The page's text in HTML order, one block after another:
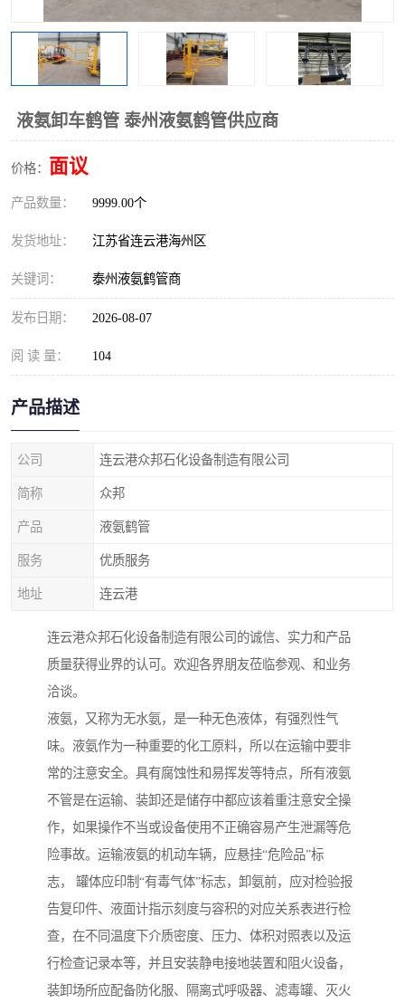
液氨卸车鹤管 泰州液氨鹤管供应商
价格： 面议
产品数量： 9999.00个
发货地址： 江苏省连云港海州区
关键词： 泰州液氨鹤管商
发布日期： 2026-08-07
阅 读 量： 104
产品描述
公司 连云港众邦石化设备制造有限公司
简称 众邦
产品 液氨鹤管
服务 优质服务
地址 连云港
连云港众邦石化设备制造有限公司的诚信、实力和产品
质量获得业界的认可。欢迎各界朋友莅临参观、和业务
洽谈。
液氨，又称为无水氨，是一种无色液体，有强烈性气
味。液氨作为一种重要的化工原料，所以在运输中要非
常的注意安全。具有腐蚀性和易挥发等特点，所有液氨
不管是在运输、装卸还是储存中都应该着重注意安全操
作，如果操作不当或设备使用不正确容易产生泄漏等危
险事故。运输液氨的机动车辆，应悬挂“危险品”标
志， 罐体应印制“有毒气体”标志，卸氨前，应对检验报
告复印件、液面计指示刻度与容积的对应关系表进行检
查，在不同温度下介质密度、压力、体积对照表以及运
行检查记录本等，并且安装静电接地装置和阻火设备，
装卸场所应配备防化服、隔离式呼吸器、滤毒罐、灭火